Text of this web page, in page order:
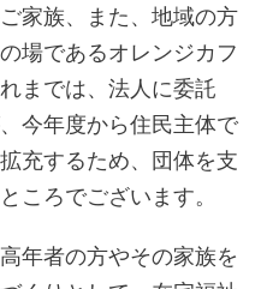
家族、また、地域の方
場であるオレンジカフ
までは、法人に委託
今年度から住民主体で
充するため、団体を支
ころでございます。
年者の方やその家族を